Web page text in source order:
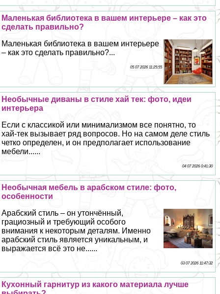
Маленькая библиотека в вашем интерьере – как это
сделать правильно?
Маленькая библиотека в вашем интерьере
– как это сделать правильно?...
05 07 2026 11:25:55
Необычные диваны в стиле хай тек: фото, идеи
интерьера
Если с классикой или минимализмом все понятно, то
хай-тек вызывает ряд вопросов. Но на самом деле стиль
четко определен, и он предполагает использование
мебели......
04 07 2026 0:41:30
Необычная мебель в арабском стиле: фото,
особенности
Арабский стиль – он утончённый,
грациозный и требующий особого
внимания к некоторым деталям. Именно
арабский стиль является уникальным, и
выражается всё это не......
03 07 2026 11:47:32
Кухонный гарнитур из какого материала лучше